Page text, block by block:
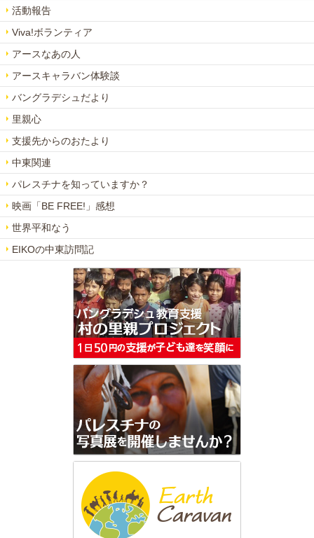
活動報告
Viva!ボランティア
アースなあの人
アースキャラバン体験談
バングラデシュだより
里親心
支援先からのおたより
中東関連
パレスチナを知っていますか？
映画「BE FREE!」感想
世界平和なう
EIKOの中東訪問記